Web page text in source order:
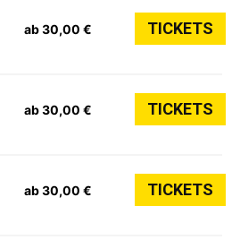
ab 30,00 € TICKETS
ab 30,00 € TICKETS
ab 30,00 € TICKETS